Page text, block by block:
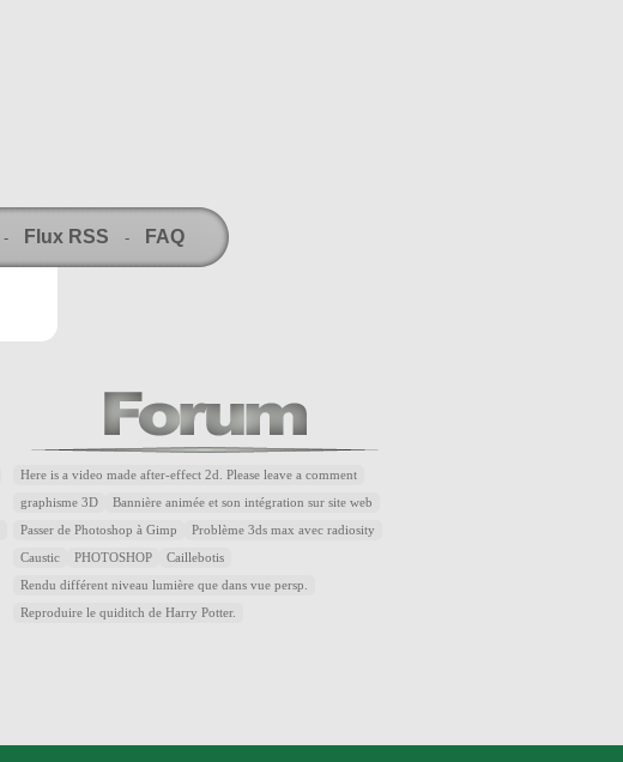
- Flux RSS - FAQ
Here is a video made after-effect 2d. Please leave a comment
graphisme 3D Bannière animée et son intégration sur site web
Passer de Photoshop à Gimp Problème 3ds max avec radiosity
Caustic PHOTOSHOP Caillebotis
Rendu différent niveau lumière que dans vue persp.
Reproduire le quiditch de Harry Potter.